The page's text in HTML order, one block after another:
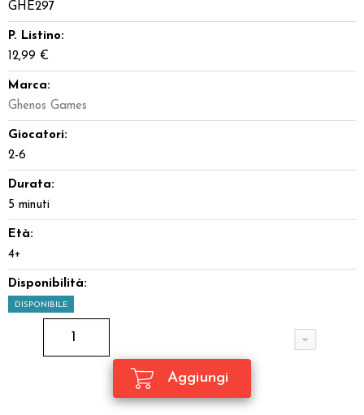
GHE297
P. Listino:
12,99 €
Marca:
Ghenos Games
Giocatori:
2-6
Durata:
5 minuti
Età:
4+
Disponibilità:
DISPONIBILE